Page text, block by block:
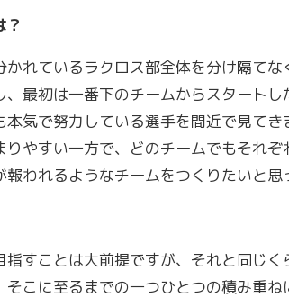
？
かれているラクロス部全体を分け隔て
最初は一番下のチームからスタート
気で努力している選手を間近で見て
やすい一方で、どのチームでもそれぞ
われるようなチームをつくりたいと思
指すことは大前提ですが、それと同じ
こに至るまでの一つひとつの積み重ね